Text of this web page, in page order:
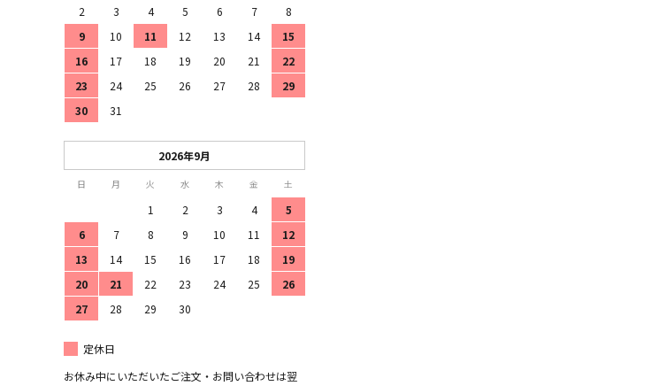
2
3 4 5 6 7
8
9
10 11 12 13 14
15
16
17 18 19 20 21
22
23
24 25 26 27 28
29
30
31
2026年9月
日 月 火 水 木 金 土
1 2 3 4
5
6
7 8 9 10 11
12
13
14 15 16 17 18
19
20
21 22 23 24 25
26
27
28 29 30
定休日
お休み中にいただいたご注文・お問い合わせは翌